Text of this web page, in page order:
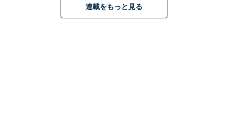
連載をもっと見る